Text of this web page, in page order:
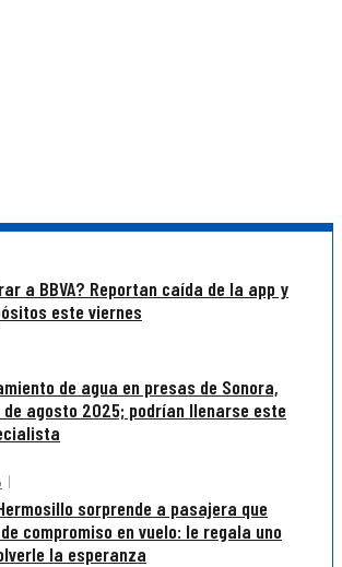
a BBVA? Reportan caída de la app y
este viernes
de agua en presas de Sonora,
agosto 2025; podrían llenarse este
sorprende a pasajera que
compromiso en vuelo: le regala uno
la esperanza